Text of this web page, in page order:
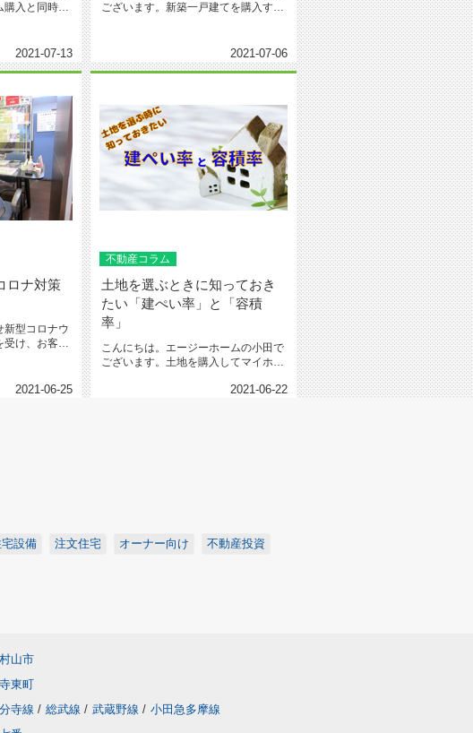
購入と同時に
2021-07-13
ございます。新築一戸建てを購入する
2021-07-06
ロナ対策
新型コロナウ
受け、お客様
2021-06-25
不動産コラム
土地を選ぶときに知っておき
たい「建ぺい率」と「容積
率」
こんにちは。エージーホームの小田で
ございます。土地を購入してマイホー
2021-06-22
設備 注文住宅 オーナー向け 不動産投資
山市
東町
寺線 / 総武線 / 武蔵野線 / 小田急多摩線